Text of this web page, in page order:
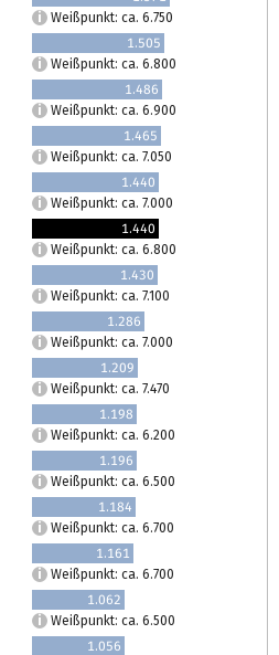
Weißpunkt: ca. 6.750
1.505
Weißpunkt: ca. 6.800
1.486
Weißpunkt: ca. 6.900
1.465
Weißpunkt: ca. 7.050
1.440
Weißpunkt: ca. 7.000
1.440
Weißpunkt: ca. 6.800
1.430
Weißpunkt: ca. 7.100
1.286
Weißpunkt: ca. 7.000
1.209
Weißpunkt: ca. 7.470
1.198
Weißpunkt: ca. 6.200
1.196
Weißpunkt: ca. 6.500
1.184
Weißpunkt: ca. 6.700
1.161
Weißpunkt: ca. 6.700
1.062
Weißpunkt: ca. 6.500
1.056